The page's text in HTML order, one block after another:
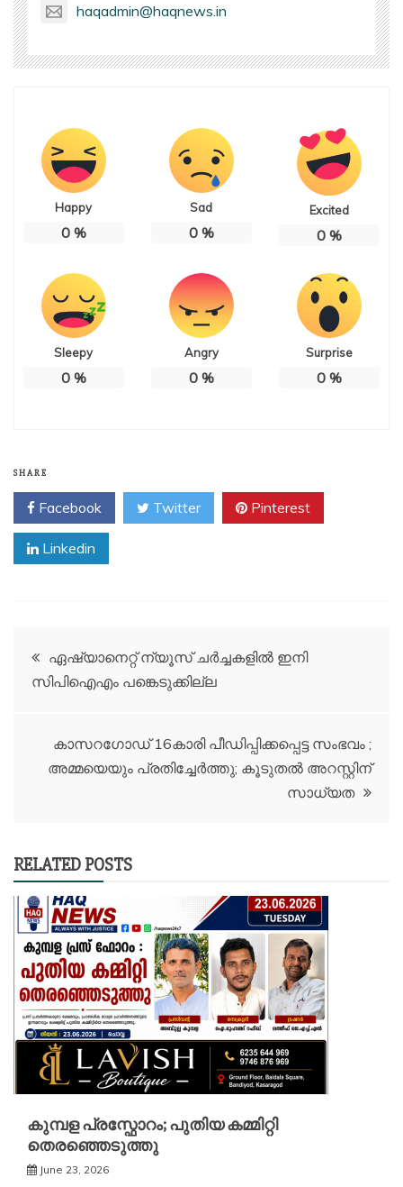
haqadmin@haqnews.in
Happy
0%
Sad
0%
Excited
0%
Sleepy
0%
Angry
0%
Surprise
0%
SHARE
Facebook Twitter Pinterest
Linkedin
Post
navigation
ഏഷ്യാനെറ്റ് ന്യൂസ് ചർച്ചകളിൽ ഇനി
സിപിഐഎം പങ്കെടുക്കില്ല
കാസറഗോഡ് 16കാരി പീഡിപ്പിക്കപ്പെട്ട സംഭവം ;
അമ്മയെയും പ്രതിച്ചേർത്തു; കൂടുതൽ അറസ്റ്റിന്
സാധ്യത
RELATED POSTS
കുമ്പള പ്രസ്ഫോറം; പുതിയ കമ്മിറ്റി
തെരഞ്ഞെടുത്തു
June 23, 2026